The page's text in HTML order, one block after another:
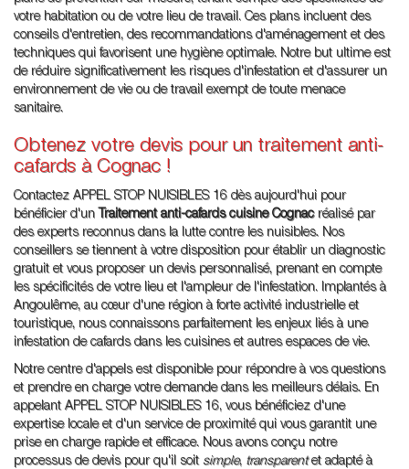
votre habitation ou de votre lieu de travail. Ces plans incluent des
conseils d'entretien, des recommandations d'aménagement et des
techniques qui favorisent une hygiène optimale. Notre but ultime est
de réduire significativement les risques d'infestation et d'assurer un
environnement de vie ou de travail exempt de toute menace
sanitaire.
Obtenez votre devis pour un traitement anti-
cafards à Cognac !
Contactez APPEL STOP NUISIBLES 16 dès aujourd'hui pour
bénéficier d'un Traitement anti-cafards cuisine Cognacréalisé par
des experts reconnus dans la lutte contre les nuisibles. Nos
conseillers se tiennent à votre disposition pour établir un diagnostic
gratuit et vous proposer un devis personnalisé, prenant en compte
les spécificités de votre lieu et l'ampleur de l'infestation. Implantés à
Angoulême, au cœur d'une région à forte activité industrielle et
touristique, nous connaissons parfaitement les enjeux liés à une
infestation de cafards dans les cuisines et autres espaces de vie.
Notre centre d'appels est disponible pour répondre à vos questions
et prendre en charge votre demande dans les meilleurs délais. En
appelant APPEL STOP NUISIBLES 16, vous bénéficiez d'une
expertise locale et d'un service de proximité qui vous garantit une
prise en charge rapide et efficace. Nous avons conçu notre
processus de devis pour qu'il soit simple, transparentet adapté à